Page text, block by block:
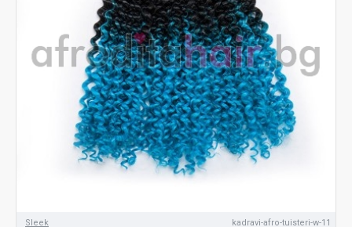
Sleek kadravi-afro-tuisteri-w-11